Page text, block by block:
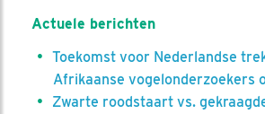
Actuele berichten
Toekomst voor Nederlandse
Afrikaanse vogelonderzoekers
Zwarte roodstaart vs.